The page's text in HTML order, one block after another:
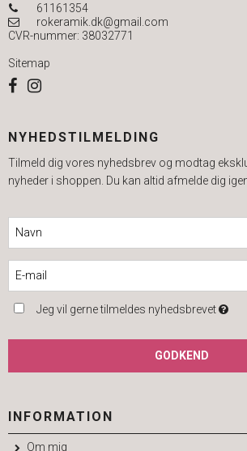
61161354
rokeramik.dk@gmail.com
CVR-nummer: 38032771
Sitemap
NYHEDSTILMELDING
Tilmeld dig vores nyhedsbrev og modtag
nyheder i shoppen. Du kan altid afmelde dig
Jeg vil gerne tilmeldes nyhedsbrevet
GODKEND
INFORMATION
Om mig